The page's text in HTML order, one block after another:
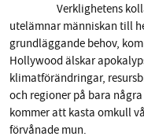
Verklighetens
utelämnar människan till
grundläggande behov,
Hollywood älskar
klimatförändringar,
och regioner på bara
kommer att kasta omkull
förvånade mun.